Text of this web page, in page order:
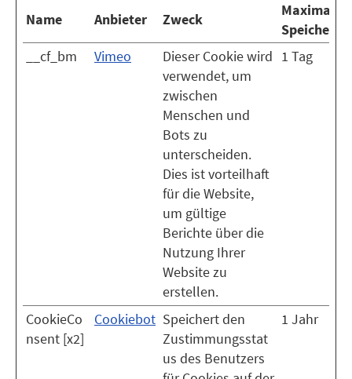
Name Anbieter Zweck
Maximale
__cf_bm
Vimeo
Dieser Cookie wird
verwendet, um
zwischen
Menschen und
Bots zu
unterscheiden.
Dies ist vorteilhaft
für die Website,
um gültige
Berichte über die
Nutzung Ihrer
Website zu
erstellen.
1 Tag
CookieCo
nsent [x2]
Cookiebot Speichert den
Zustimmungsstat
us des Benutzers
1 Jahr